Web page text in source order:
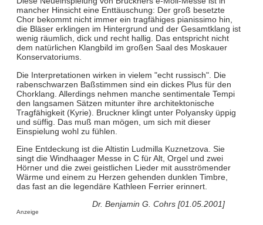
mancher Hinsicht eine Enttäuschung: Der groß besetzte
Chor bekommt nicht immer ein tragfähiges pianissimo hin,
die Bläser erklingen im Hintergrund und der Gesamtklang ist
wenig räumlich, dick und recht hallig. Das entspricht nicht
dem natürlichen Klangbild im großen Saal des Moskauer
Konservatoriums.
Die Interpretationen wirken in vielem "echt russisch". Die
rabenschwarzen Baßstimmen sind ein dickes Plus für den
Chorklang. Allerdings nehmen manche sentimentale Tempi
den langsamen Sätzen mitunter ihre architektonische
Tragfähigkeit (Kyrie). Bruckner klingt unter Polyansky üppig
und süffig. Das muß man mögen, um sich mit dieser
Einspielung wohl zu fühlen.
Eine Entdeckung ist die Altistin Ludmilla Kuznetzova. Sie
singt die Windhaager Messe in C für Alt, Orgel und zwei
Hörner und die zwei geistlichen Lieder mit ausströmender
Wärme und einem zu Herzen gehenden dunklen Timbre,
das fast an die legendäre Kathleen Ferrier erinnert.
Dr. Benjamin G. Cohrs [01.05.2001]
Anzeige